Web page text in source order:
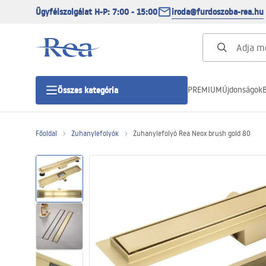
Ügyfélszolgálat H-P: 7:00 - 15:00 iroda@furdoszoba-rea.hu
Összes kategória
Zuhanyajtó
Zuhanytálcák
Zuhanylefolyók
PREMIUMÚjdonságok
Főoldal Zuhanylefolyók Zuhanylefolyó Rea Neox brush gold 80